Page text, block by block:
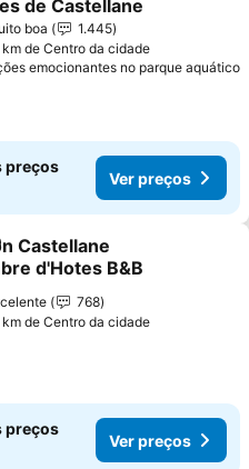
de Castellane
boa
1.445
de Centro da cidade
emocionantes no parque aquático
preços
Ver preços
aos favoritos
Castellane
d'Hotes B&B
768
de Centro da cidade
preços
Ver preços